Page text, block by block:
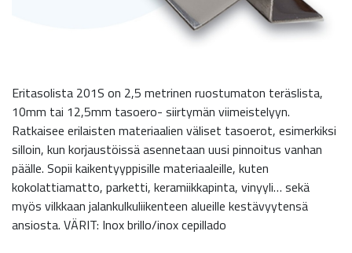
Eritasolista 201S on 2,5 metrinen ruostumaton teräslista,
10mm tai 12,5mm tasoero- siirtymän viimeistelyyn.
Ratkaisee erilaisten materiaalien väliset tasoerot, esimerkiksi
silloin, kun korjaustöissä asennetaan uusi pinnoitus vanhan
päälle. Sopii kaikentyyppisille materiaaleille, kuten
kokolattiamatto, parketti, keramiikkapinta, vinyyli… sekä
myös vilkkaan jalankulkuliikenteen alueille kestävyytensä
ansiosta. VÄRIT: Inox brillo/inox cepillado